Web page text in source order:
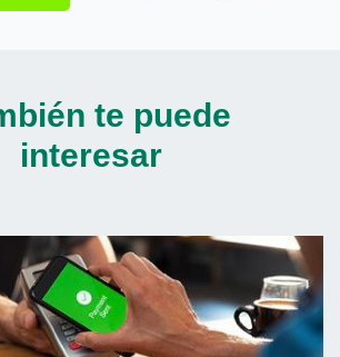
te puede
interesar